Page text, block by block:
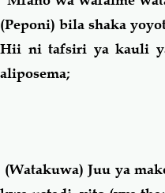
(Peponi) bila shaka
Hii ni tafsiri ya kauli
aliposema;
(Watakuwa) Juu ya